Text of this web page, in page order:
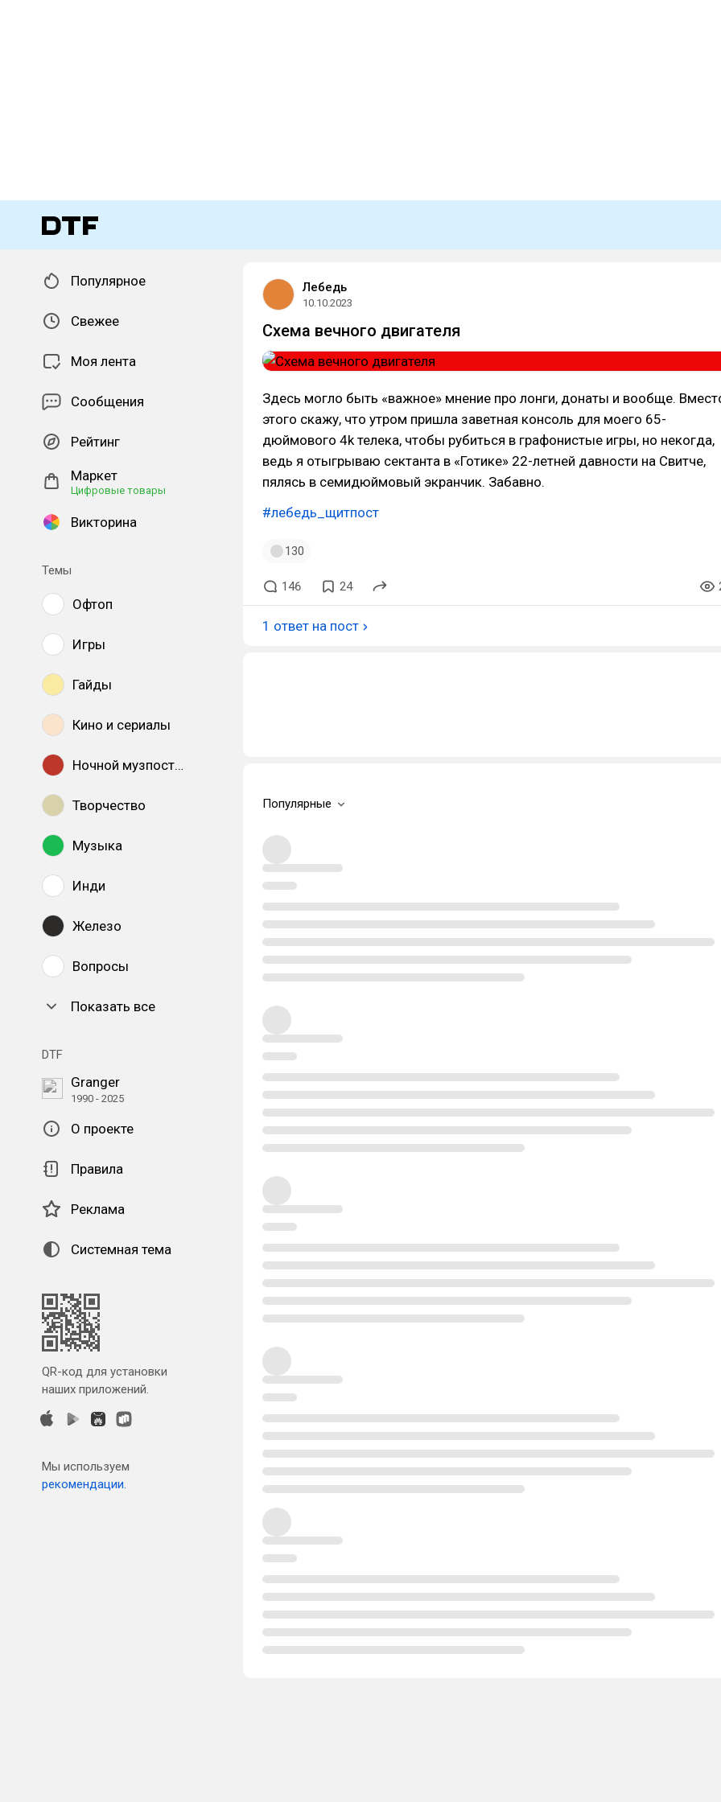
Популярное
Свежее
Моя лента
Сообщения
Рейтинг
Маркет
Цифровые товары
Викторина
Темы
Офтоп
Игры
Гайды
Кино и сериалы
Ночной музпостинг
Творчество
Музыка
Инди
Железо
Вопросы
Показать все
DTF
Granger
1990 - 2025
О проекте
Правила
Реклама
Системная тема
QR-код для установки
наших приложений.
Мы используем
рекомендации.
Лебедь
10.10.2023
Схема вечного двигателя
Здесь могло быть «важное» мнение про лонги, донаты и вообще.
этого скажу, что утром пришла заветная консоль для моего 65-
дюймового 4k телека, чтобы рубиться в графонистые игры, но некогда,
ведь я отыгрываю сектанта в «Готике» 22-летней давности на Свитче,
пялясь в семидюймовый экранчик. Забавно.
#лебедь_щитпост
130
146 24
1 ответ на пост
Популярные